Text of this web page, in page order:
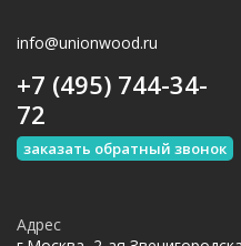
info@unionwood.ru
+7 (495) 744-34-
72
заказать обратный звонок
Адрес